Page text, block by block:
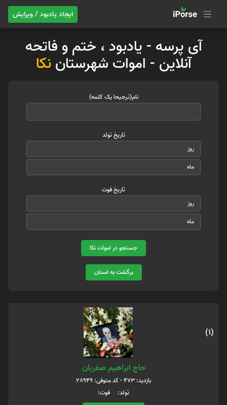
ایجاد یادبود / ویرایش
آی پرسه - یادبود ، ختم و فاتحه
آنلاین - اموات شهرستاننکا
نام(ترجیحا یک کلمه)
تاریخ تولد
تاریخ فوت
جستجو در اموات نکا
برگشت به استان
(1)
حاج ابراهیم صفریان
بازدید: 473 - کد متوفی: 28949
تولد: فوت: